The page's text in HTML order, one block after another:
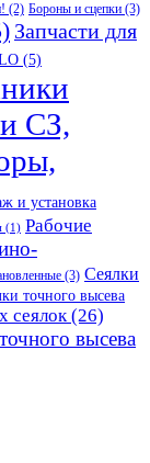
(2) Бороны и сцепки (3)
Запчасти для
(5)
СЗ,
и установка
(1) Рабочие
(3) Сеялки
точного высева
сеялок(26)
высева